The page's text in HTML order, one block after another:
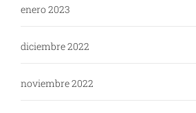
enero 2023
diciembre 2022
noviembre 2022